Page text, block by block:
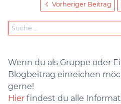
Vorheriger Beitrag
Wenn du als Gruppe oder
Blogbeitrag einreichen
gerne!
Hier findest du alle